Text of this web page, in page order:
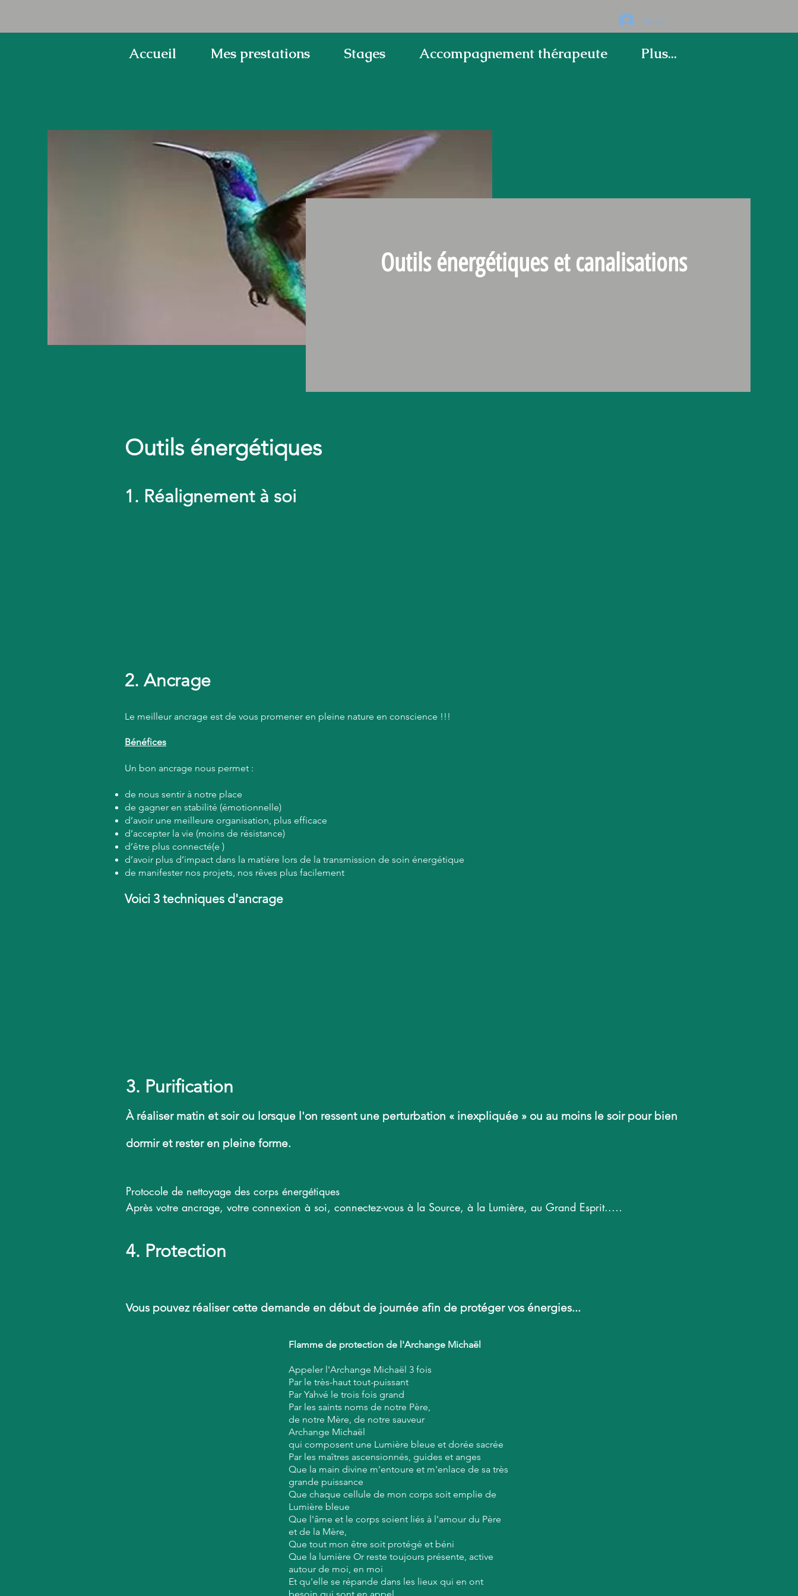
Se connecter
Accueil Mes prestations Stages Accompagnement thérapeute Plus...
Outils énergétiques et canalisations
Outils énergétiques
1. Réalignement à soi
2. Ancrage
Le meilleur ancrage est de vous promener en pleine nature en conscience !!!
Bénéfices
Un bon ancrage nous permet :
de nous sentir à notre place
de gagner en stabilité (émotionnelle)
d’avoir une meilleure organisation, plus efficace
d’accepter la vie (moins de résistance)
d’être plus connecté(e )
d’avoir plus d’impact dans la matière lors de la transmission de soin énergétique
de manifester nos projets, nos rêves plus facilement
Voici 3 techniques d'ancrage
3. Purification
À réaliser matin et soir ou lorsque l'on ressent une perturbation « inexpliquée » ou au moins le soir pour bien
dormir et rester en pleine forme.
Protocole de nettoyage des corps énergétiques
Après votre ancrage, votre connexion à soi, connectez-vous à la Source, à la Lumière, au Grand Esprit..
concernés, des Dévas, des Dragons, des Elfes et de tous les Esprits de la nature inclus, de joindre leurs efforts et
leurs puissances afin qu'il soit procédé au nettoyage total et à la purification complète de mon corps physique, de
mes corps énergétiques, mon aura et de tous les plans de mon être.
Je demande que toutes les entités négatives et nuisibles humaines ou non humaines, toutes les puissances du mal,
les égrégores de basses vibrations, toutes les entités magiques néfastes, quelque soit leur origine, leur lien et leur
but, toutes les larves et résidus, tous les parasites externes ou internes, tous les kystes et objets éthériques, tous les
implants limitatifs, toutes les formes-pensées et émotions négatives, qui se trouvent actuellement dans mon corps
physique, mes corps énergétiques et mon aura soient maintenant totalement et définitivement détruits, dissous,
Si certaines de ces entités ne peuvent ou ne doivent pas être détruites, qu'elles soient éloignées ou rejetées dans
leur plan d'existence d'origine, et que tous les esprits malveillants soient éloignés de moi.
Que toutes les énergies faisant obstacle à la Lumière soient maintenant définitivement éliminées ou purifiées.
4. Protection
Vous pouvez réaliser cette demande en début de journée afin de protéger vos énergies...
Flamme de protection de l'Archange Michaël
Appeler l'Archange Michaël 3 fois
Par le très-haut tout-puissant
Par Yahvé le trois fois grand
Par les saints noms de notre Père,
de notre Mère, de notre sauveur
Archange Michaël
qui composent une Lumière bleue et dorée sacrée
Par les maîtres ascensionnés, guides et anges
Que la main divine m'entoure et m'enlace de sa très
grande puissance
Que chaque cellule de mon corps soit emplie de
Lumière bleue
Que l'âme et le corps soient liés à l'amour du Père
et de la Mère,
Que tout mon être soit protégé et béni
Que la lumière Or reste toujours présente, active
autour de moi, en moi
Et qu'elle se répande dans les lieux qui en ont